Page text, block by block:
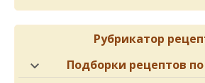
Рубрикатор
Подборки рецептов